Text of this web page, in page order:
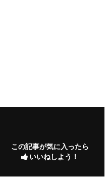
この記事が気に入ったら
いいねしよう！